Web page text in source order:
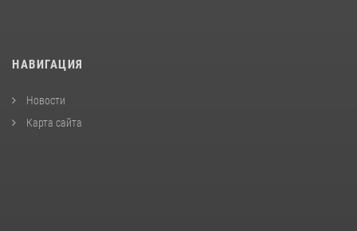
НАВИГАЦИЯ
Новости
Карта сайта